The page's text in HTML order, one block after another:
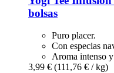
bolsas
Puro placer.
Con especias
Aroma intenso
3,99 € (111,76 € / kg)